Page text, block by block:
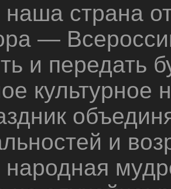
страна
—
и передать
культурное
и